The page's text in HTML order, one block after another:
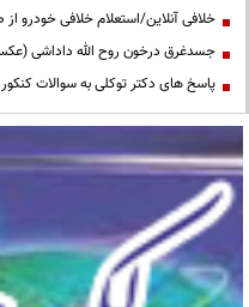
خلافی آنلاین/استعلام خلافی خودرو از
جسدغرق درخون روح الله داداشی
پاسخ های دکتر توکلی به سوالات